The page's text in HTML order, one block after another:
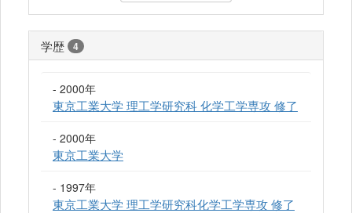
学歴 4
- 2000年
東京工業大学 理工学研究科 化学工学専攻 修了
- 2000年
東京工業大学
- 1997年
東京工業大学 理工学研究科化学工学専攻 修了